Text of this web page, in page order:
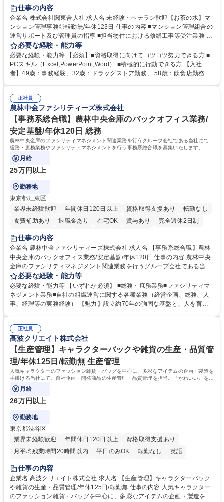
仕事の内容
企業名 株式会社関東合人社 求人名 未経験・ベテラン歓迎【お茶の水】マ
ンション管理事務◎転勤無/年休123日 仕事の内容 ■マンション管理組合の
運営サポート及び管理員の指導 ■担当物件における修繕工事等受注業務 ■
事務所内での事務業務等 ★異業界からの転職者が多数活躍しています
【年収補足】532万円 ＋別途インセンティヴで平均約100万円/年（昨年度
実績） ＋管理業務主任者資格手当50,000円/月 ★親会社である株式会社合
人社計画研究所社のグループ会社として、質の高いサービスと適性価格を
無/年休123日
必要な経験・能力等
必要な経験・能力等 【必須】■資格取得に向けてコツコツ努力できる方 ■
PCスキル（Excel,PowerPoint,Word） ■積極的に行動できる方 【入社
者】49歳：事務経験、32歳：ドラッグストア勤務、 58歳：飲食店勤務
得出来ております！ 【魅力】■フレックス制度、未経験からでも下限年収
を一律支給！ ■管理業務主任者資格取得後には50,000円/月の手当あり！
学歴・資格 学歴：大学院 大学 高専 短大 専修学校 高校 語学力： 資格：第
一種運転免許普通自動車
正社員
農林中金ファシリティーズ株式会社
【事務系総合職】農林中央金庫のバックオフィス業務/
安定基盤/年休120日 総務
農林中央金庫のファシリティマネジメント関連業務を行うグループ会社である当社にて、
総務・庶務業務やファシリティマネジメントを行う事務系総合職を募集いたします。
月給
25万円以上
勤務地
東京都江東区
業界未経験歓迎
年間休日120日以上 資格取得支援あり
転勤なし
食費補助あり
退職金あり 在宅OK 賞与あり
完全週休2日制
インセンティブあり
仕事の内容
企業名 農林中金ファシリティーズ株式会社 求人名 【事務系総合職】農林
中央金庫のバックオフィス業務/安定基盤/年休120日 仕事の内容 農林中央
金庫のファシリティマネジメント関連業務を行うグループ会社である当社
にて、総務・庶務業務やファシリティマネジメントを行う事務系総合職を
募集いたします。 ■総務・庶務業務：外部委託先（外注先）や契約書の管
理、総務部門での管理業務、会計管理や決算業務、印刷物等の制作管理等
※親会社である農林中央金庫から受託した総務庶務業務 ■ファシリティマ
関する各種業務（経営企画、総務、人事、経理等） 募集職種 【事務系総
合職】農林中央金庫のバックオフィス業務/安定基盤/年休120日
必要な経験・能力等
必要な経験・能力等 【いずれか必須】 ■総務・庶務業務■ファシリティマ
ネジメント業務■自社の組織運営に関する各種業務（経営企画、総務、人
事、経理等の実務経験） 【魅力】設立約70年の強固な基盤と、人を育て
す。 また、業務がしっかりと基準化されており、中途入社でも質問しやす
く馴染みやすい和やかな社風です。さらに、簿記やファシリティマネジャ
ーなどの資格取得に向けた費用負担や報奨金制度が非常に手厚く、成長で
きる環境です。 学歴・資格 学歴：大学院 大学 高専 短大 語学力： 資格：
日商簿記検定2級
正社員
高波クリエイト株式会社
【生産管理】キャラクターバックや雑貨の生産・品質管
理/年休125日/転勤無 生産管理
人気キャラクターのファッション雑貨・バッグを中心に、多彩なアイテムの企画・製造を
手掛ける当社にて、自社企画・開発商品の生産管理・品質管理を担当。『かわいい』を届
けるやりがいのあるポジションです。
月給
26万円以上
勤務地
東京都渋谷区
業界未経験歓迎
年間休日120日以上
資格取得支援あり
月平均残業時間20時間以内
平日のみOK 転勤なし
英語
住宅手当あり
完全週休2日制
交通費支給 駅近5分以内 中国語 土日祝休み
仕事の内容
企業名 高波クリエイト株式会社 求人名 【生産管理】キャラクターバック
や雑貨の生産・品質管理/年休125日/転勤無 仕事の内容 人気キャラクター
のファッション雑貨・バッグを中心に、多彩なアイテムの企画・製造を手